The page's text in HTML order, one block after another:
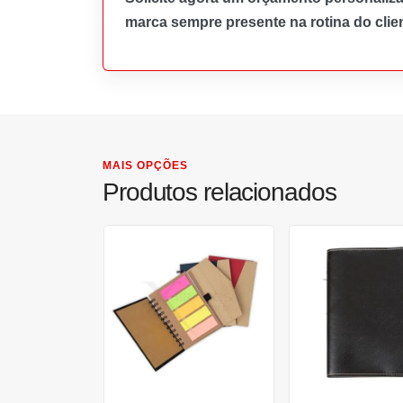
marca sempre presente na rotina do
MAIS OPÇÕES
Produtos relacionados